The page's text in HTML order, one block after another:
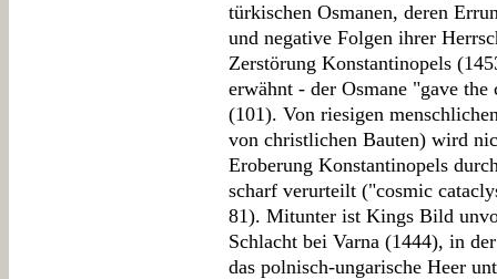
türkischen Osmanen, deren
und negative Folgen ihrer
Zerstörung Konstantinopels
erwähnt - der Osmane "gave
(101). Von riesigen
von christlichen Bauten) wird
Eroberung Konstantinopels
scharf verurteilt ("cosmic
81). Mitunter ist Kings Bild
Schlacht bei Varna (1444), in
das polnisch-ungarische Heer